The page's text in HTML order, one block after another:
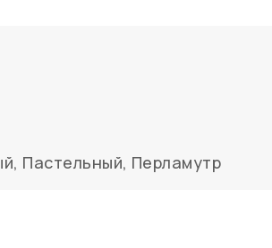
, Пастельный, Перламутр